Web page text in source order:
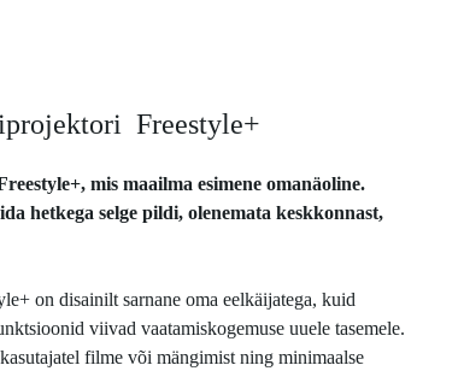
Freestyle+
mis maailma esimene omanäoline.
hetkega selge pildi, olenemata keskkonnast,
on disainilt sarnane oma eelkäijatega, kuid
viivad vaatamiskogemuse uuele tasemele.
filme või mängimist ning minimaalse